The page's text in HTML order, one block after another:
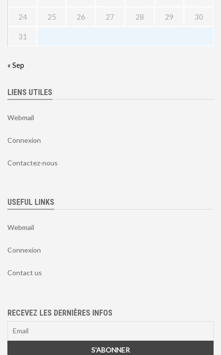
24 25 26 27 28 29 30
31
« Sep
LIENS UTILES
Webmail
Connexion
Contactez-nous
USEFUL LINKS
Webmail
Connexion
Contact us
RECEVEZ LES DERNIÈRES INFOS